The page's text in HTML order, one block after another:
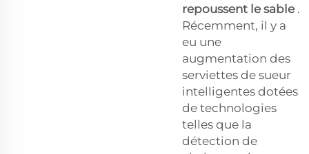
repoussent le sable .
Récemment, il y a
eu une
augmentation des
serviettes de sueur
intelligentes dotées
de technologies
telles que la
détection de